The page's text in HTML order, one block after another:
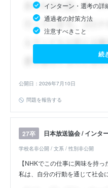
インターン・選考の詳
通過者の対策方法
注意すべきこと
続
公開日：2026年7月10日
問題を報告する
27卒 日本放送協会 / インタ
学校名非公開 / 文系 / 性別非公開
【NHKでこの仕事に興味を持
私は、自分の行動を通じて社会